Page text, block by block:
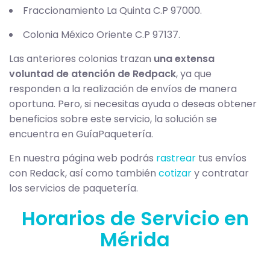
Fraccionamiento La Quinta C.P 97000.
Colonia México Oriente C.P 97137.
Las anteriores colonias trazan una extensa
voluntad de atención de Redpack, ya que
responden a la realización de envíos de manera
oportuna. Pero, si necesitas ayuda o deseas obtener
beneficios sobre este servicio, la solución se
encuentra en GuíaPaquetería.
En nuestra página web podrás rastrear tus envíos
con Redack, así como también cotizary contratar
los servicios de paquetería.
Horarios de Servicio en
Mérida